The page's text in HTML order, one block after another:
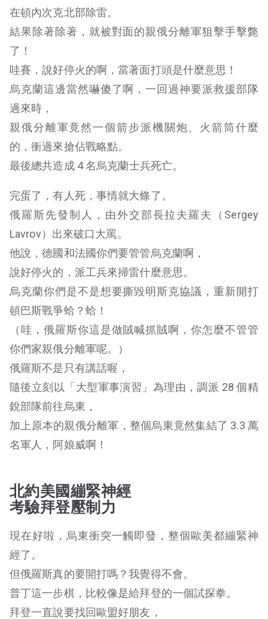
在頓內次克北部除雷。
結果除著除著，就被對面的親俄分離軍狙擊手擊斃
了！
哇賽，說好停火的啊，當著面打頭是什麼意思！
烏克蘭這邊當然嚇傻了啊，一回過神要派救援部隊
過來時，
親俄分離軍竟然一個箭步派機關炮、火箭筒什麼
的，衝過來搶佔戰略點。
最後總共造成 4 名烏克蘭士兵死亡。
完蛋了，有人死，事情就大條了。
俄羅斯先發制人，由外交部長拉夫羅夫（Sergey
Lavrov）出來破口大罵。
他說，德國和法國你們要管管烏克蘭啊，
說好停火的，派工兵來掃雷什麼意思。
烏克蘭你們是不是想要撕毀明斯克協議，重新開打
頓巴斯戰爭蛤？蛤！
（哇，俄羅斯你這是做賊喊抓賊啊，你怎麼不管管
你們家親俄分離軍呢。）
俄羅斯不是只有講話喔，
隨後立刻以「大型軍事演習」為理由，調派 28 個精
銳部隊前往烏東，
加上原本的親俄分離軍，整個烏東竟然集結了 3.3 萬
名軍人，阿娘威啊！
北約美國繃緊神經
考驗拜登壓制力
現在好啦，烏東衝突一觸即發，整個歐美都繃緊神
經了。
但俄羅斯真的要開打嗎？我覺得不會。
普丁這一步棋，比較像是給拜登的一個試探拳。
拜登一直說要找回歐盟好朋友，